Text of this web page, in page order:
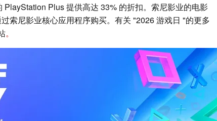
PlayStation Plus 提供高达 33% 的折扣。索尼影业的电影
索尼影业核心应用程序购买。有关 "2026 游戏日 "的更多
。